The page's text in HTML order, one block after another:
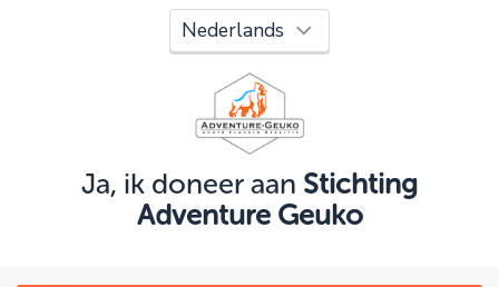
Ja, ik doneer aan Stichting
Adventure Geuko
Oeps!
Je kunt nog niet verder vanwege:
Controleer en verbeter je invoer en probeer het
OK